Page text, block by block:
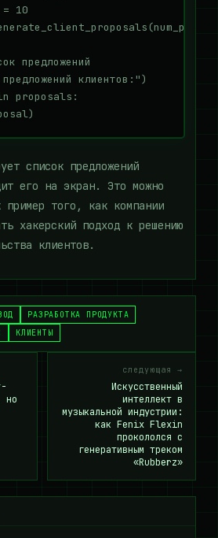
= 10
предложений
клиентов:")
proposals:
список предложений
его на экран. Это можно
пример того, как компании
хакерский подход к решению
клиентов.
РАЗРАБОТКА ПРОДУКТА
КЛИЕНТЫ
но
следующая →
Искусственный
интеллект в
музыкальной индустрии:
как Fenix Flexin
прокололся с
генеративным треком
«Rubberz»